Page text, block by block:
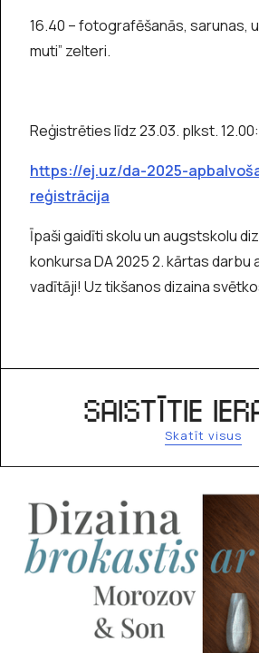
16.40 – fotografēšanās, sarunas,
muti” zelteri.
Reģistrēties līdz 23.03. plkst. 12.00:
https://ej.uz/da-2025-
reģistrācija
Īpaši gaidīti skolu un augstskolu
konkursa DA 2025 2. kārtas darbu
vadītāji! Uz tikšanos dizaina
SAISTĪTIE
Skatīt visus